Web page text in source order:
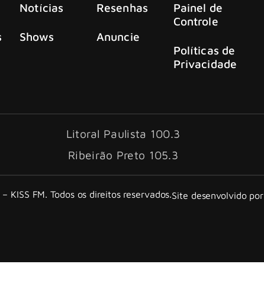
Notícias
Shows
Resenhas
Anuncie
Painel de
Controle
Políticas de
Privacidade
Litoral Paulista 100.3
Ribeirão Preto 105.3
KISS FM. Todos os direitos reservados.Site desenvolvido por